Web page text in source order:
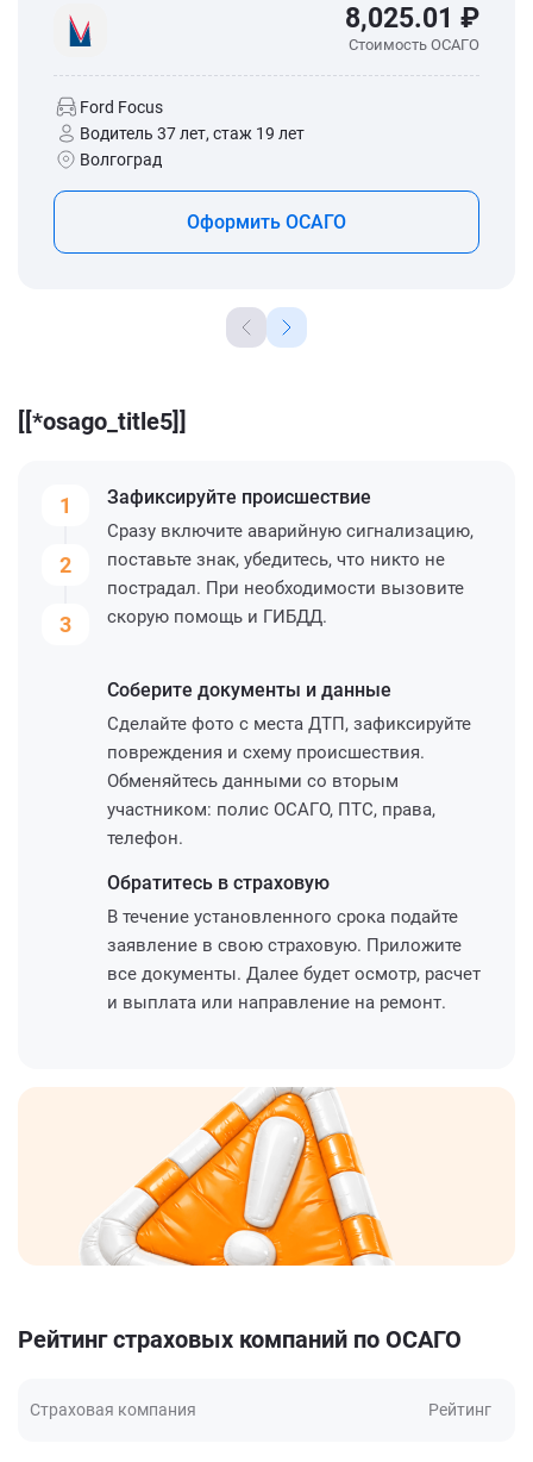
8,025.01 ₽
Стоимость ОСАГО
Ford Focus
Водитель 37 лет, стаж 19 лет
Волгоград
Оформить ОСАГО
[[*osago_title5]]
1
2
3
Зафиксируйте происшествие
Сразу включите аварийную сигнализацию,
поставьте знак, убедитесь, что никто не
пострадал. При необходимости вызовите
скорую помощь и ГИБДД.
Соберите документы и данные
Сделайте фото с места ДТП, зафиксируйте
повреждения и схему происшествия.
Обменяйтесь данными со вторым
участником: полис ОСАГО, ПТС, права,
телефон.
Обратитесь в страховую
В течение установленного срока подайте
заявление в свою страховую. Приложите
все документы. Далее будет осмотр, расчет
и выплата или направление на ремонт.
Рейтинг страховых компаний по ОСАГО
Страховая компания Рейтинг